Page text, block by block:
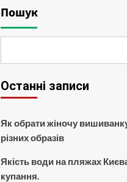
Пошук
Останні записи
Як обрати жіночу
різних образів
Якість води на пляжах
купання.